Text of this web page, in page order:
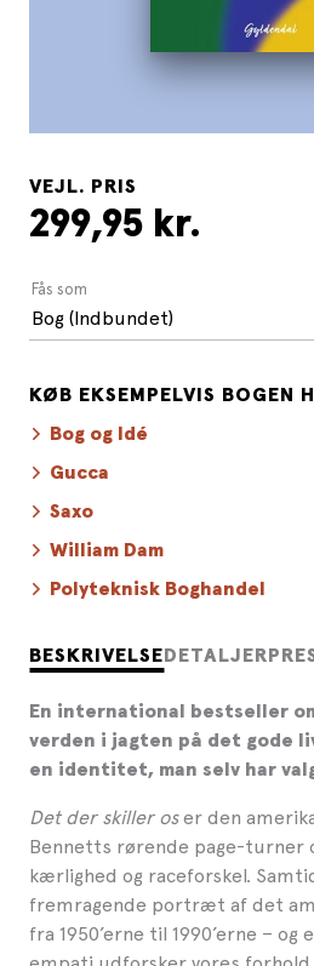
BESKRIVELSE DETALJER
En international bestseller
verden i jagten på det gode
en identitet, man selv har
Det der skiller oser den
Bennetts rørende page-turner
kærlighed og raceforskel.
fremragende portræt af det
fra 1950’erne til 1990’erne –
VEJL. PRIS
299,95 kr.
Fås som
Bog (Indbundet)
KØB EKSEMPELVIS BOGEN
Bog og Idé
Gucca
Saxo
William Dam
Polyteknisk Boghandel